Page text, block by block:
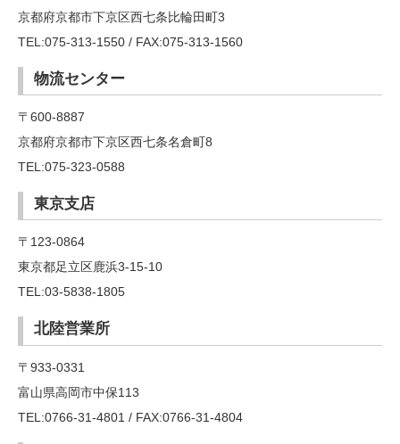
京都府京都市下京区西七条比輪田町3
TEL:075-313-1550 / FAX:075-313-1560
物流センター
〒600-8887
京都府京都市下京区西七条名倉町8
TEL:075-323-0588
東京支店
〒123-0864
東京都足立区鹿浜3-15-10
TEL:03-5838-1805
北陸営業所
〒933-0331
富山県高岡市中保113
TEL:0766-31-4801 / FAX:0766-31-4804